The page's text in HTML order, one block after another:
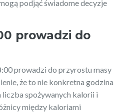
podjąć świadome decyzje
prowadzi do
prowadzi do przyrostu masy
że to nie konkretna godzina
liczba spożywanych kalorii i
między kaloriami